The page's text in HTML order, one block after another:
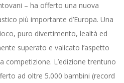
– ha offerto una nuova
più importante d’Europa. Una
puro divertimento, lealtà ed
superato e valicato l’aspetto
competizione. L’edizione trentuno
ad oltre 5.000 bambini (record